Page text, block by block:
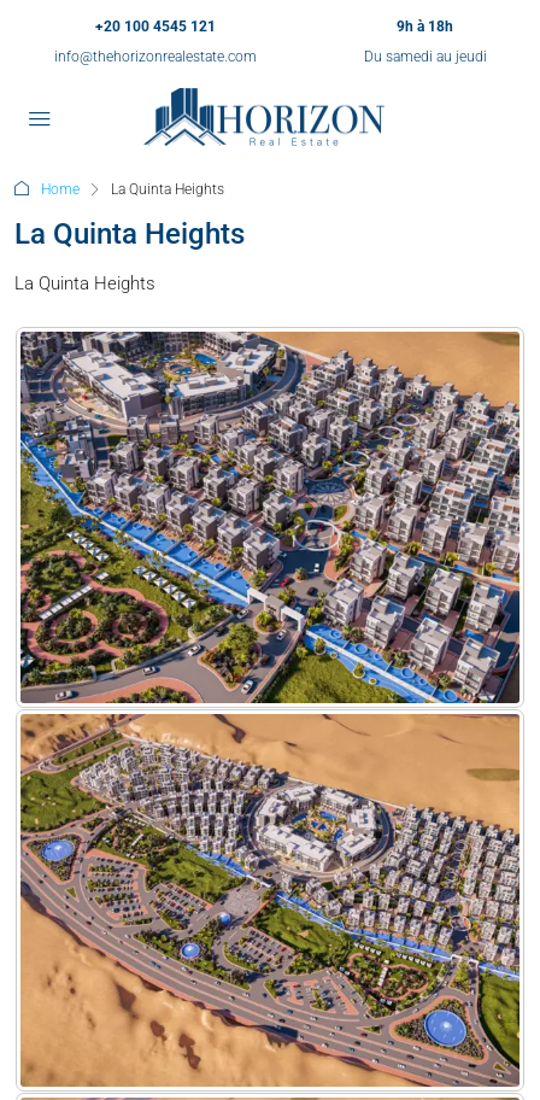
+20 100 4545 121
info@thehorizonrealestate.com
9h à 18h
Du samedi au jeudi
Home La Quinta Heights
La Quinta Heights
La Quinta Heights